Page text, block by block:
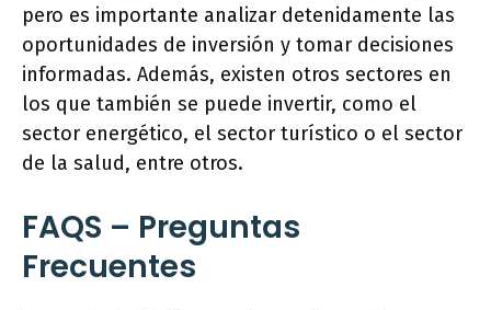
pero es importante analizar detenidamente las
oportunidades de inversión y tomar decisiones
informadas. Además, existen otros sectores en
los que también se puede invertir, como el
sector energético, el sector turístico o el sector
de la salud, entre otros.
FAQS – Preguntas
Frecuentes